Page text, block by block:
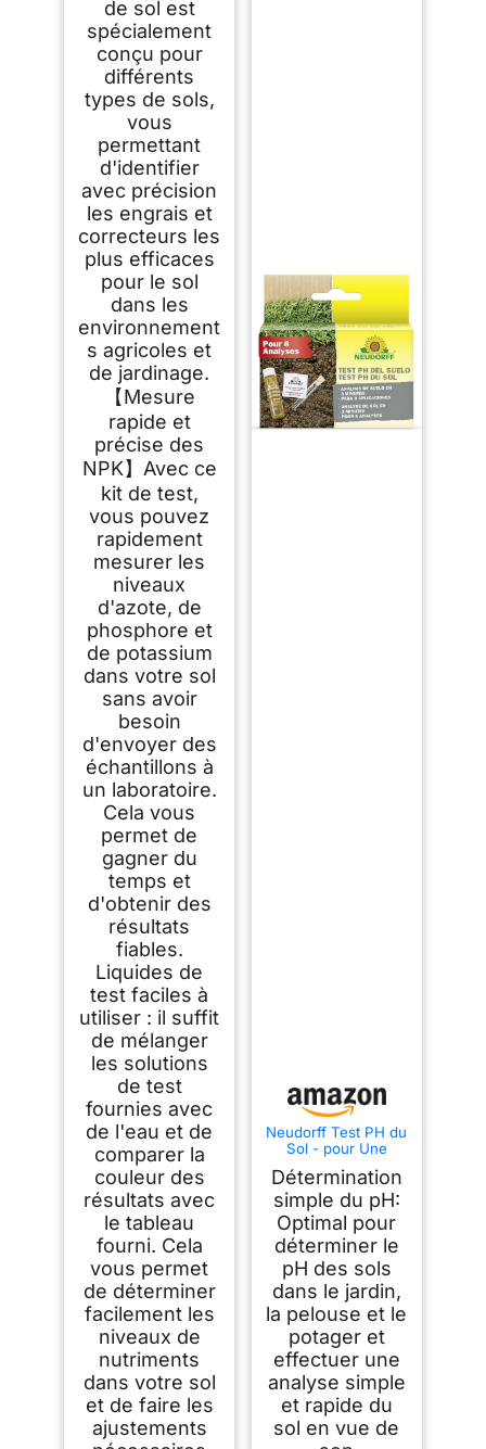
plantes de jardin, les
fleurs, la pelouse, la
croissance des
légumes
de sol est
spécialement
conçu pour
différents
types de sols,
vous
permettant
d'identifier
avec précision
les engrais et
correcteurs les
plus efficaces
pour le sol
dans les
environnement
s agricoles et
de jardinage.
【Mesure
rapide et
précise des
NPK】Avec ce
kit de test,
vous pouvez
rapidement
mesurer les
niveaux
d'azote, de
phosphore et
de potassium
dans votre sol
sans avoir
besoin
d'envoyer des
échantillons à
un laboratoire.
Cela vous
permet de
gagner du
temps et
d'obtenir des
résultats
fiables.
Liquides de
test faciles à
utiliser : il suffit
de mélanger
les solutions
de test
fournies avec
de l'eau et de
comparer la
couleur des
résultats avec
le tableau
fourni. Cela
vous permet
de déterminer
facilement les
niveaux de
nutriments
dans votre sol
et de faire les
ajustements
Neudorff Test PH du
Sol - pour Une
Simple et Rapide du
PH des Sols et des
Besoins en Calcaire,
1 Kit
Détermination
simple du pH:
Optimal pour
déterminer le
pH des sols
dans le jardin,
la pelouse et le
potager et
effectuer une
analyse simple
et rapide du
sol en vue de